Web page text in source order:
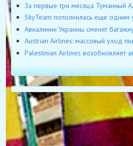
За первые три месяца Туманный
SkyTeam пополнилась еще одним
Авиалинии Украины сменят
Austrian Airlines: массовый уход
Palestinian Airlines возобновляет